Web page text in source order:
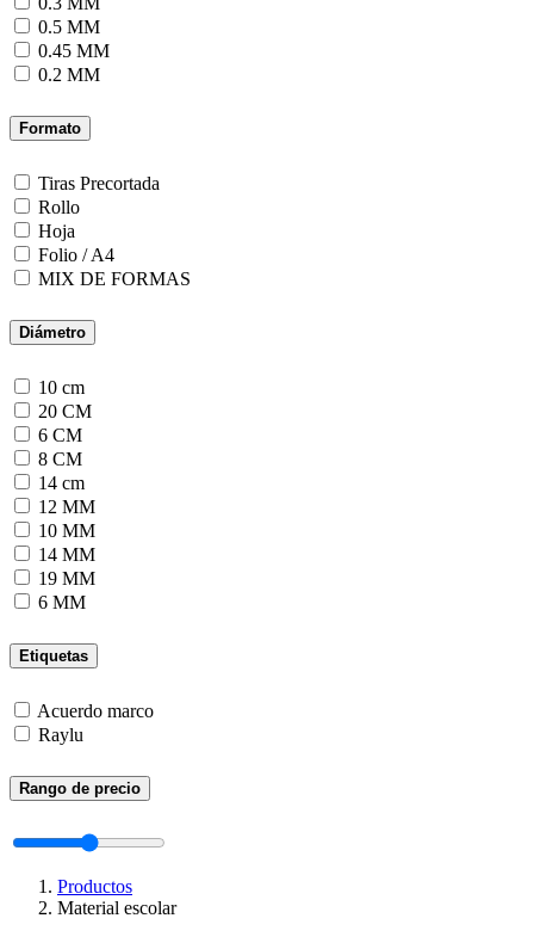
0.5 MM
0.45 MM
0.2 MM
Formato
Tiras Precortada
Rollo
Hoja
Folio / A4
MIX DE FORMAS
Diámetro
10 cm
20 CM
6 CM
8 CM
14 cm
12 MM
10 MM
14 MM
19 MM
6 MM
Etiquetas
Acuerdo marco
Raylu
Rango de precio
Productos
Material escolar